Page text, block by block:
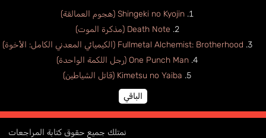
Shingeki no Kyojin (هجوم العمالقة)
Death Note (مذكرة الموت)
Fullmetal Alchemist: Brotherhood (الكيميائي المعدني الكامل: الأخوة)
One Punch Man (رجل اللكمة الواحدة)
Kimetsu no Yaiba (قاتل الشياطين)
الباقي
نمتلك جميع حقوق كتابة المراجعات